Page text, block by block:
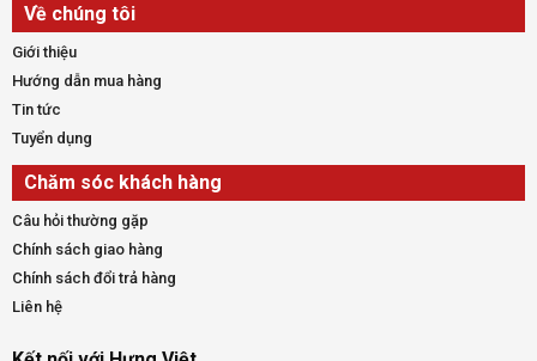
Về chúng tôi
Giới thiệu
Hướng dẫn mua hàng
Tin tức
Tuyển dụng
Chăm sóc khách hàng
Câu hỏi thường gặp
Chính sách giao hàng
Chính sách đổi trả hàng
Liên hệ